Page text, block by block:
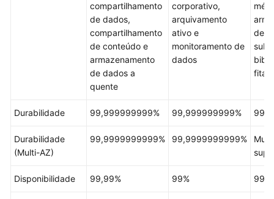
Videos
Glossary
More
compartilhamento
de dados,
compartilhamento
de conteúdo e
armazenamento
de dados a
quente
corporativo,
arquivamento
ativo e
monitoramento de
dados
de
fitas
Durabilidade 99,999999999% 99,999999999%
Durabilidade
(Multi-AZ)
99,9999999999% 99,9999999999%
Disponibilidade 99,99% 99% 99%